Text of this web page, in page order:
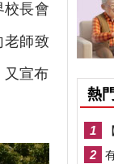
校長會
老師致
又宣布